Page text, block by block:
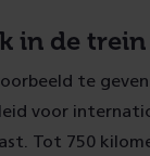
in de trein
te geven
voor
Tot 750